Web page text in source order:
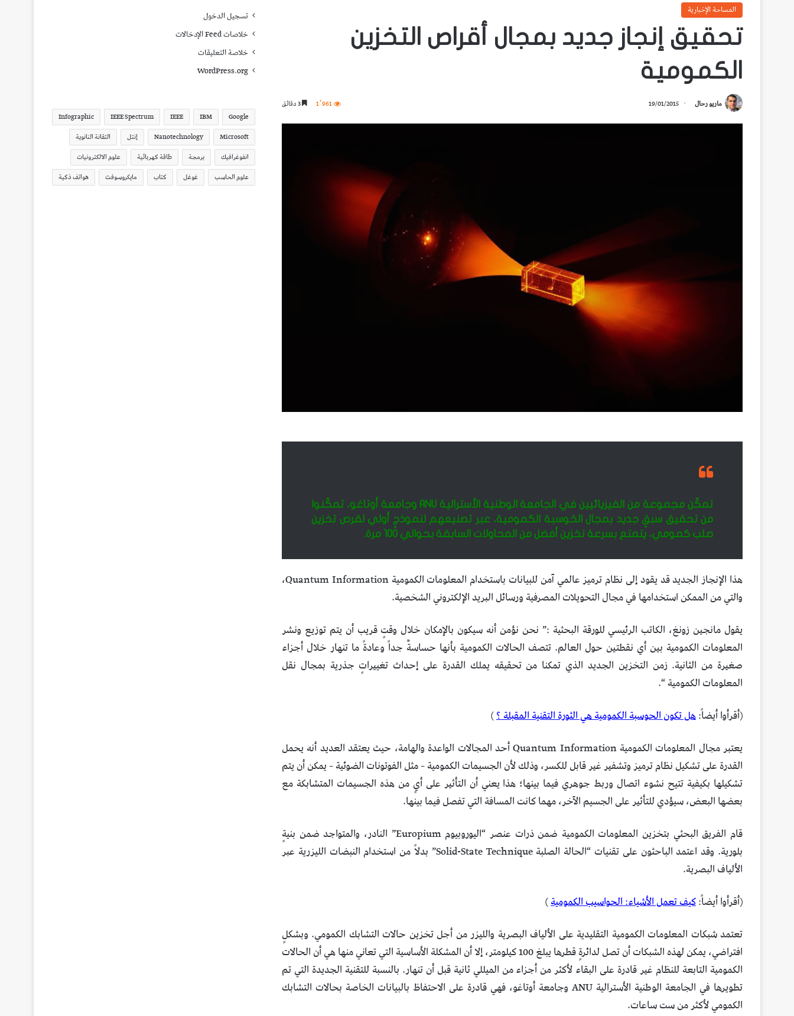
المساحة الإخبارية
تحقيق إنجاز جديد بمجال أقراص التخزين
الكمومية
ماريو رحال 19/01/2015 1٬961
تمكّن مجموعة من الفيزيائيين في الجامعة الوطنية الأسترالية ANU وجامعة أوتاغو، تمكّنوا
من تحقيق سبقٍ جديد بمجال الحَوسبة الكمومية، عبر تصنيعهم لنموذجٍ أولي لقرص تخزين
صلب كمومي، يتمتع بسرعة تخزين أفضل من المحاولات السابقة بحوالي 100 مرة.
هذا الإنجاز الجديد قد يقود إلى نظام ترميز عالمي آمن للبيانات باستخدام المعلومات الكمومية Quantum Information،
والتي من الممكن استخدامها في مجال التحويلات المصرفية ورسائل البريد الإلكتروني الشخصية.
يقول مانجين زونغ، الكاتب الرئيسي للورقة البحثية :” نحن نؤمن أنه سيكون بالإمكان خلال وقتٍ قريب أن يتم توزيع ونشر
المعلومات الكمومية بين أي نقطتين حول العالم. تتصف الحالات الكمومية بأنها حساسةٌ جداً وعادةً ما تنهار خلال أجزاء
صغيرة من الثانية. زمن التخزين الجديد الذي تمكنا من تحقيقه يملك القدرة على إحداث تغييراتٍ جذرية بمجال نقل
المعلومات الكمومية “.
(أقرأوا أيضاً:هل تكون الحوسبة الكمومية هي الثورة التقنية المقبلة ؟)
يعتبر مجال المعلومات الكمومية Quantum Information أحد المجالات الواعدة والهامة، حيث يعتقد العديد أنه يحمل
القدرة على تشكيل نظام ترميز وتشفير غير قابل للكسر، وذلك لأن الجسيمات الكمومية – مثل الفوتونات الضوئية – يمكن أن يتم
تشكيلها بكيفية تتيح نشوء اتصال وربط جوهري فيما بينها؛ هذا يعني أن التأثير على أيٍ من هذه الجسيمات المتشابكة مع
بعضها البعض، سيؤدي للتأثير على الجسيم الآخر، مهما كانت المسافة التي تفصل فيما بينها.
قام الفريق البحثي بتخزين المعلومات الكمومية ضمن ذرات عنصر “اليوروبيوم Europium” النادر، والمتواجد ضمن بنيةٍ
بلورية. وقد اعتمد الباحثون على تقنيات “الحالة الصلبة Solid-State Technique” بدلاً من استخدام النبضات الليزرية عبر
الألياف البصرية.
(أقرأوا أيضاً:كيف تعمل الأشياء: الحواسيب الكمومية)
تعتمد شبكات المعلومات الكمومية التقليدية على الألياف البصرية والليزر من أجل تخزين حالات التشابك الكمومي. وبشكلٍ
افتراضي، يمكن لهذه الشبكات أن تصل لدائرةٍ قطرها يبلغ 100 كيلومتر، إلا أن المشكلة الأساسية التي تعاني منها هي أن الحالات
الكمومية التابعة للنظام غير قادرة على البقاء لأكثر من أجزاء من الميللي ثانية قبل أن تنهار. بالنسبة للتقنية الجديدة التي تم
تطويرها في الجامعة الوطنية الأسترالية ANU وجامعة أوتاغو، فهي قادرة على الاحتفاظ بالبيانات الخاصة بحالات التشابك
الكمومي لأكثر من ست ساعات.
تسجيل الدخول
خلاصات Feed الإدخالات
خلاصة التعليقات
WordPress.org
Google
IBM
IEEE
IEEE Spectrum
Infographic
Microsoft
Nanotechnology إنتل
التقانة النانوية
انفوغرافيك
برمجة طاقة كهربائية
علوم الالكترونيات
علوم الحاسب
غوغل كتاب مايكروسوفت هواتف ذكية